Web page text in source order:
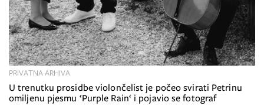
U trenutku prosidbe violončelist je počeo svirati Petrinu
omiljenu pjesmu ‘Purple Rain‘ i pojavio se fotograf
PRIVATNA ARHIVA